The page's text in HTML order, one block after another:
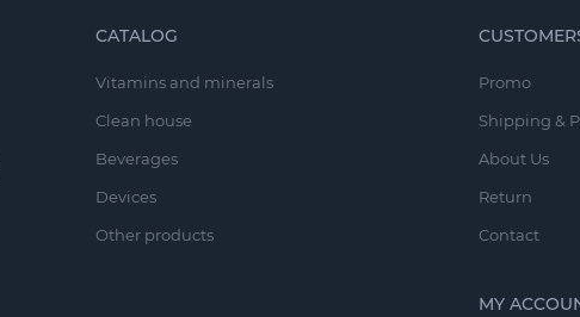
CATALOG
Vitamins and minerals
Clean house
Beverages
Devices
Other products
Promo
Shipping &
About Us
Return
Contact
MY